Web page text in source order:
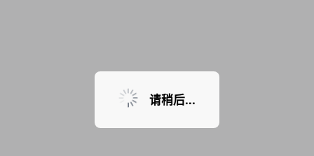
暂无课程，敬请期待
请稍后...